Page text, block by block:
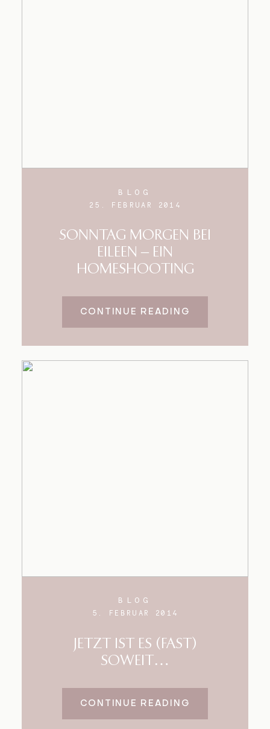
BLOG
25. FEBRUAR 2014
SONNTAG MORGEN BEI
EILEEN – EIN
HOMESHOOTING
CONTINUE READING
BLOG
5. FEBRUAR 2014
JETZT IST ES (FAST)
SOWEIT…
CONTINUE READING